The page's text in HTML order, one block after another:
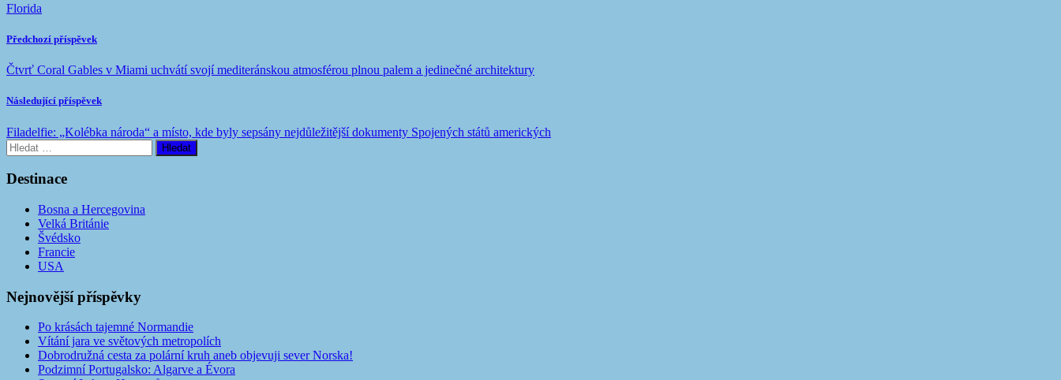
Florida
Předchozí příspěvek
Čtvrť Coral Gables v Miami uchvátí svojí mediteránskou atmosférou plnou palem a jedinečné architektury
Následující příspěvek
Filadelfie: „Kolébka národa“ a místo, kde byly sepsány nejdůležitější dokumenty Spojených států amerických
Vyhledávání
Destinace
Bosna a Hercegovina
Velká Británie
Švédsko
Francie
USA
Nejnovější příspěvky
Po krásách tajemné Normandie
Vítání jara ve světových metropolích
Dobrodružná cesta za polární kruh aneb objevuji sever Norska!
Podzimní Portugalsko: Algarve a Évora